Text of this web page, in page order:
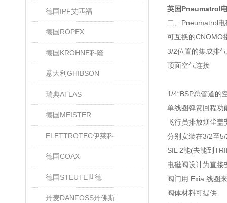
德国IPF艾匹福
德国ROPEX
德国KROHNE科隆
意大利GHIBSON
瑞典ATLAS
德国MEISTER
ELETTROTEC伊莱科
德国COAX
德国STEUTE世德
丹麦DANFOSS丹佛斯
英国Pneumatrol
二、Pneumatrol
可互换的CNOMO
3/2位置的集成排
顶面空气连接
1/4“BSP总管道的
单线圈弹簧回程功
飞行员排放烟尘盖
分别安装在3/2至
SIL 2能(去能到
电磁阀设计为直接
阀门用 Exia 线圈
阀体材料可提供: